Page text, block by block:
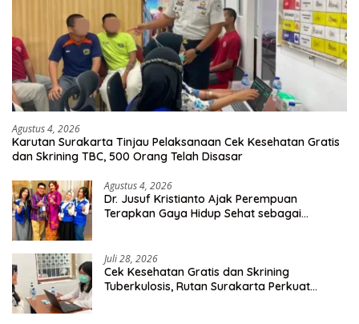
Agustus 4, 2026
Karutan Surakarta Tinjau Pelaksanaan Cek Kesehatan Gratis
dan Skrining TBC, 500 Orang Telah Disasar
Agustus 4, 2026
Dr. Jusuf Kristianto Ajak Perempuan
Terapkan Gaya Hidup Sehat sebagai
Juli 28, 2026
Cek Kesehatan Gratis dan Skrining
Tuberkulosis, Rutan Surakarta Perkuat